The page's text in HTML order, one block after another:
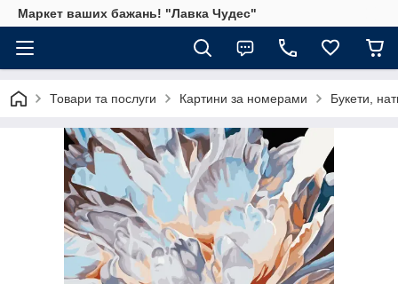
Маркет ваших бажань! "Лавка Чудес"
Товари та послуги Картини за номерами Букети,